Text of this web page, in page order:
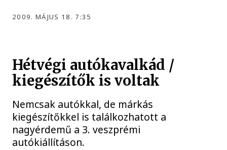
2009. MÁJUS 18. 7:35
Hétvégi autókavalkád /
kiegészítők is voltak
Nemcsak autókkal, de márkás
kiegészítőkkel is találkozhatott a
nagyérdemű a 3. veszprémi
autókiállításon.